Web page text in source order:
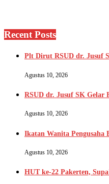
Recent Posts
Plt Dirut RSUD dr. Jusuf
Agustus 10, 2026
RSUD dr. Jusuf SK Gelar
Agustus 10, 2026
Ikatan Wanita
Agustus 10, 2026
HUT ke-22 Pakerten,